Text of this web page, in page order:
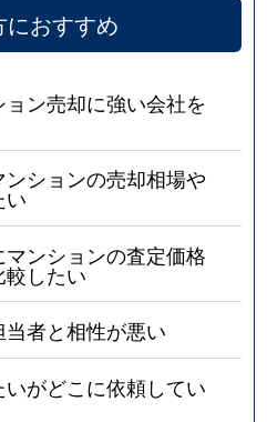
におすすめ
ン売却に強い会社を
ションの売却相場や
い
ンションの査定価格
したい
者と相性が悪い
がどこに依頼してい